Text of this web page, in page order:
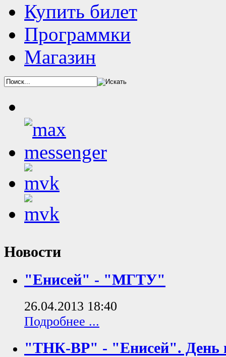
Купить билет
Программки
Магазин
Новости
"Енисей" - "МГТУ"
26.04.2013 18:40
Подробнее ...
"ТНК-ВР" - "Енисей". День